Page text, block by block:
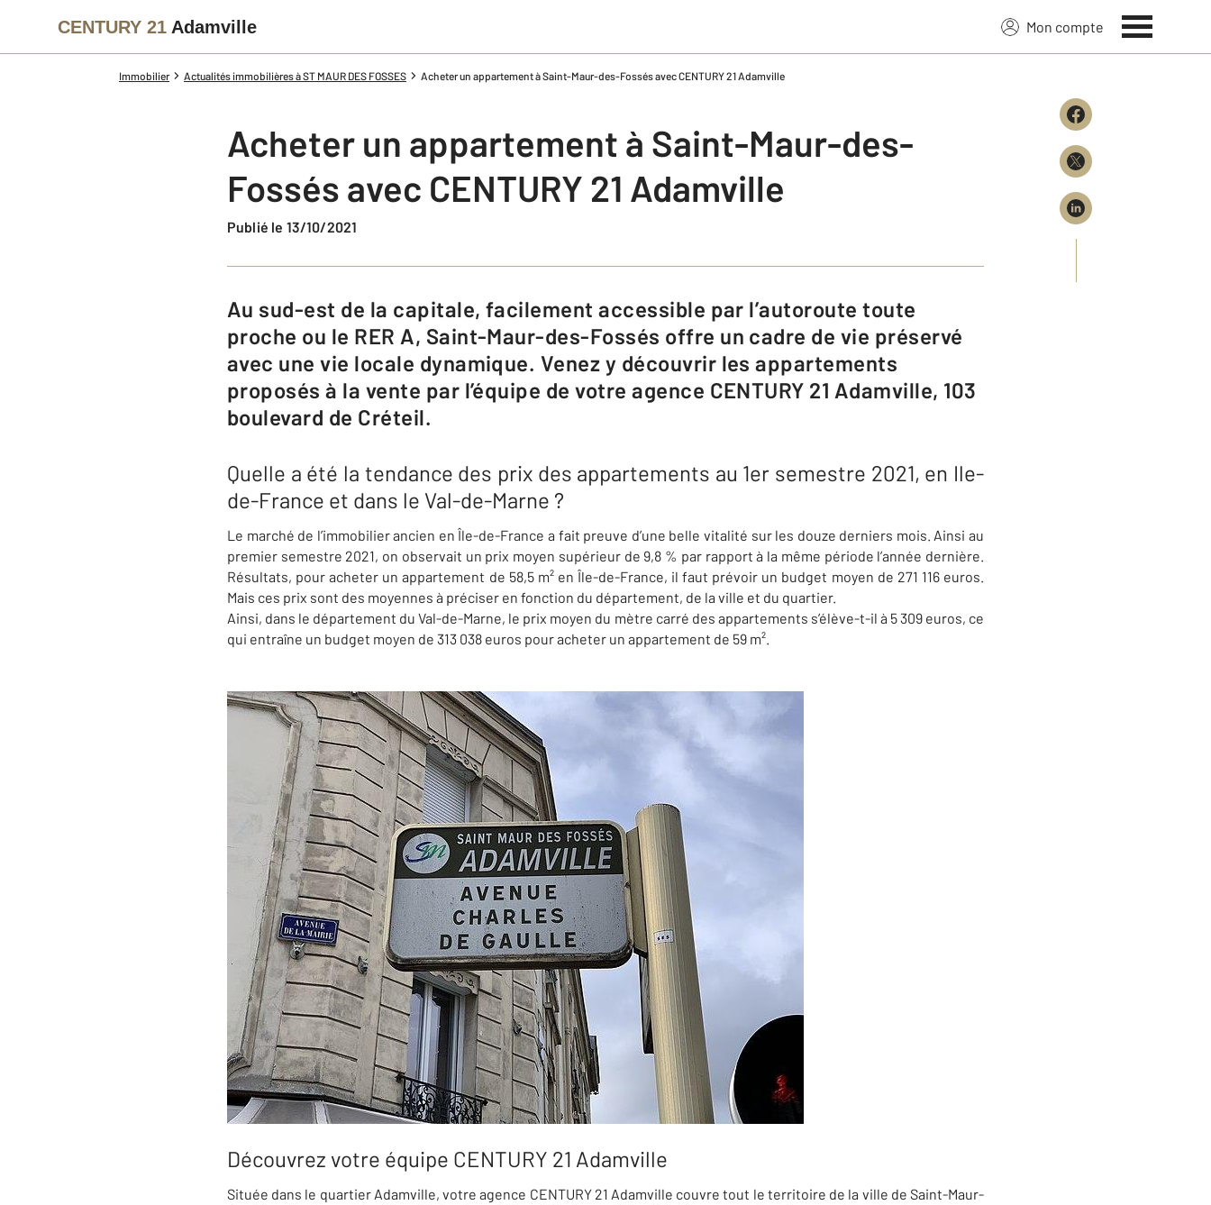
CENTURY 21 Adamville Mon compte
Immobilier Actualités immobilières à ST MAUR DES FOSSES Acheter un appartement à Saint-Maur-des-Fossés avec CENTURY 21 Adamville
Acheter un appartement à Saint-Maur-des-
Fossés avec CENTURY 21 Adamville
Publié le 13/10/2021
Au sud-est de la capitale, facilement accessible par l’autoroute toute
proche ou le RER A, Saint-Maur-des-Fossés offre un cadre de vie préservé
avec une vie locale dynamique. Venez y découvrir les appartements
proposés à la vente par l’équipe de votre agence CENTURY 21 Adamville, 103
boulevard de Créteil.
Quelle a été la tendance des prix des appartements au 1er semestre 2021, en Ile-
de-France et dans le Val-de-Marne ?
Le marché de l’immobilier ancien en Île-de-France a fait preuve d’une belle vitalité sur les douze derniers mois. Ainsi au
premier semestre 2021, on observait un prix moyen supérieur de 9,8 % par rapport à la même période l’année dernière.
Résultats, pour acheter un appartement de 58,5 m² en Île-de-France, il faut prévoir un budget moyen de 271 116 euros.
Mais ces prix sont des moyennes à préciser en fonction du département, de la ville et du quartier.
Ainsi, dans le département du Val-de-Marne, le prix moyen du mètre carré des appartements s’élève-t-il à 5 309 euros, ce
qui entraîne un budget moyen de 313 038 euros pour acheter un appartement de 59 m².
Découvrez votre équipe CENTURY 21 Adamville
Située dans le quartier Adamville, votre agence CENTURY 21 Adamville couvre tout le territoire de la ville de Saint-Maur-